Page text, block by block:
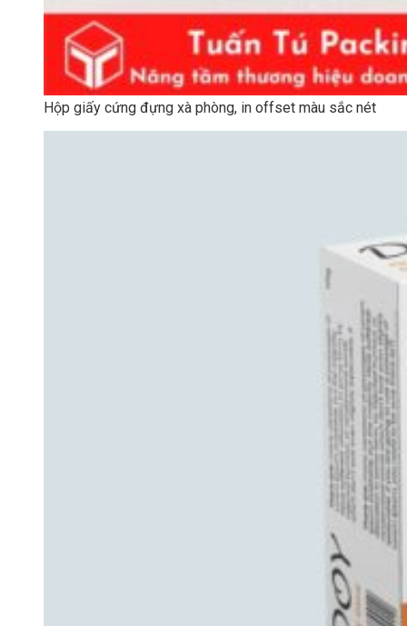
Hộp giấy cứng đựng xà phòng, in offset màu sắc nét